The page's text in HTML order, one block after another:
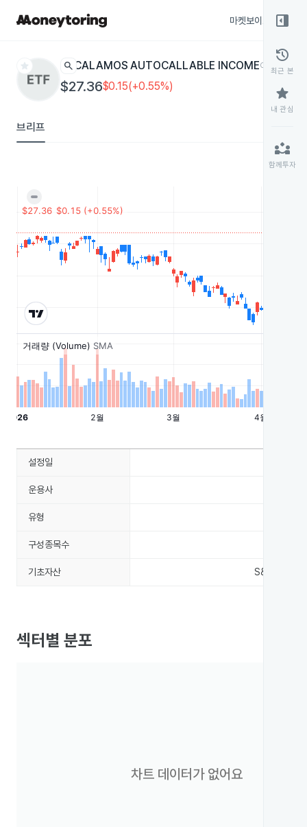
마켓보이스
star search CALAMOS AUTOCALLABLE INCOMECAIE
$27.36$0.15(+0.55%)
브리프
right_panel_open
history
최근 본
star
내 관심
partner_exchange
함께투자